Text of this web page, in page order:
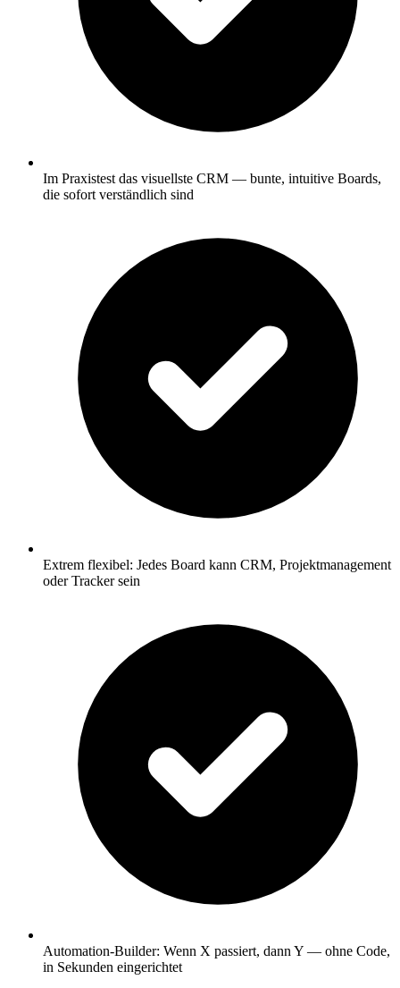
Im Praxistest das visuellste CRM — bunte, intuitive Boards,
die sofort verständlich sind
Extrem flexibel: Jedes Board kann CRM, Projektmanagement
oder Tracker sein
Automation-Builder: Wenn X passiert, dann Y — ohne Code,
in Sekunden eingerichtet